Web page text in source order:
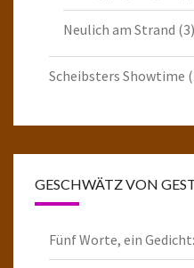
Neulich am Strand (3)
Scheibsters Showtime
GESCHWÄTZ VON
Fünf Worte, ein